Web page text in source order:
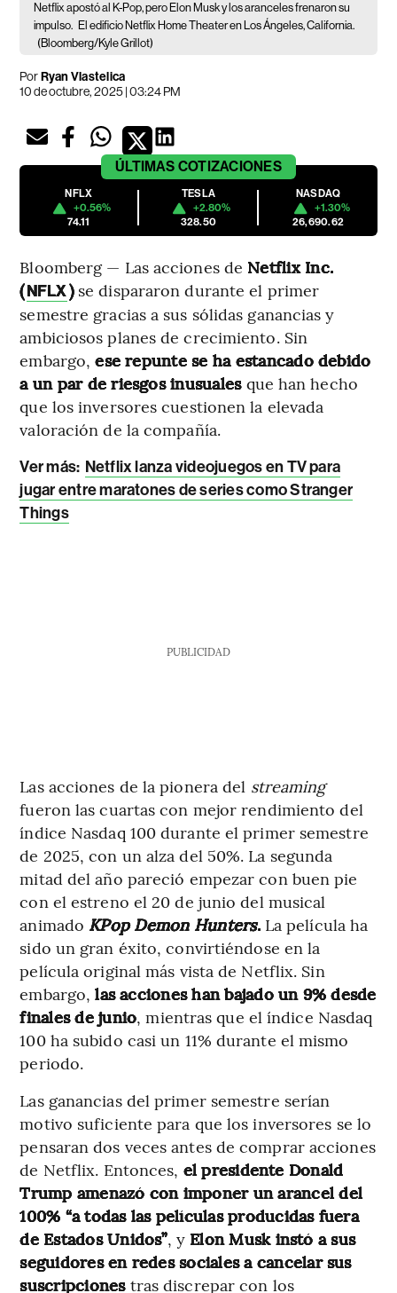
Netflix apostó al K-Pop, pero Elon Musk y los aranceles frenaron su
impulso. El edificio Netflix Home Theater en Los Ángeles, California.
(Bloomberg/Kyle Grillot)
PorRyan Vlastelica
10 de octubre, 2025 | 03:24 PM
ÚLTIMAS COTIZACIONES
NFLX
+0.56%
74.11
TESLA
+2.80%
328.50
NASDAQ
+1.30%
26,690.62
Bloomberg — Las acciones de Netflix Inc.
(NFLX) se dispararon durante el primer
semestre gracias a sus sólidas ganancias y
ambiciosos planes de crecimiento. Sin
embargo,ese repunte se ha estancado debido
a un par de riesgos inusuales que han hecho
que los inversores cuestionen la elevada
valoración de la compañía.
Ver más: Netflix lanza videojuegos en TV para
jugar entre maratones de series como Stranger
Things
PUBLICIDAD
Las acciones de la pionera del streaming
fueron las cuartas con mejor rendimiento del
índice Nasdaq 100 durante el primer semestre
de 2025, con un alza del 50%. La segunda
mitad del año pareció empezar con buen pie
con el estreno el 20 de junio del musical
animadoKPop Demon Hunters.La película ha
sido un gran éxito, convirtiéndose en la
película original más vista de Netflix. Sin
embargo,las acciones han bajado un 9% desde
finales de junio, mientras que el índice Nasdaq
100 ha subido casi un 11% durante el mismo
periodo.
Las ganancias del primer semestre serían
motivo suficiente para que los inversores se lo
pensaran dos veces antes de comprar acciones
de Netflix. Entonces, el presidente Donald
Trump amenazó con imponer un arancel del
100% “a todas las películas producidas fuera
de Estados Unidos”, y Elon Musk instó a sus
seguidores en redes sociales a cancelar sus
suscripcionestras discrepar con los